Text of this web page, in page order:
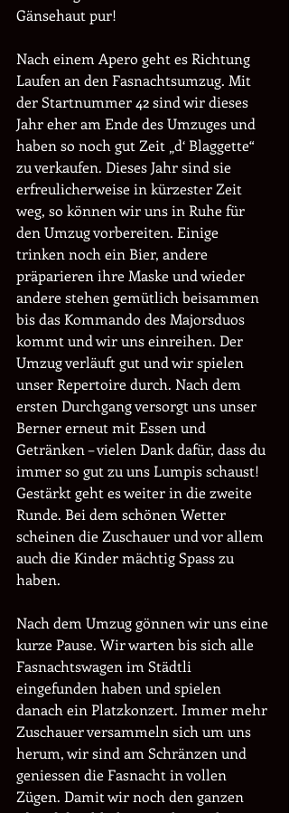
Gänsehaut pur!
Nach einem Apero geht es Richtung
Laufen an den Fasnachtsumzug. Mit
der Startnummer 42 sind wir dieses
Jahr eher am Ende des Umzuges und
haben so noch gut Zeit „d‘ Blaggette“
zu verkaufen. Dieses Jahr sind sie
erfreulicherweise in kürzester Zeit
weg, so können wir uns in Ruhe für
den Umzug vorbereiten. Einige
trinken noch ein Bier, andere
präparieren ihre Maske und wieder
andere stehen gemütlich beisammen
bis das Kommando des Majorsduos
kommt und wir uns einreihen. Der
Umzug verläuft gut und wir spielen
unser Repertoire durch. Nach dem
ersten Durchgang versorgt uns unser
Berner erneut mit Essen und
Getränken – vielen Dank dafür, dass du
immer so gut zu uns Lumpis schaust!
Gestärkt geht es weiter in die zweite
Runde. Bei dem schönen Wetter
scheinen die Zuschauer und vor allem
auch die Kinder mächtig Spass zu
haben.
Nach dem Umzug gönnen wir uns eine
kurze Pause. Wir warten bis sich alle
Fasnachtswagen im Städtli
eingefunden haben und spielen
danach ein Platzkonzert. Immer mehr
Zuschauer versammeln sich um uns
herum, wir sind am Schränzen und
geniessen die Fasnacht in vollen
Zügen. Damit wir noch den ganzen